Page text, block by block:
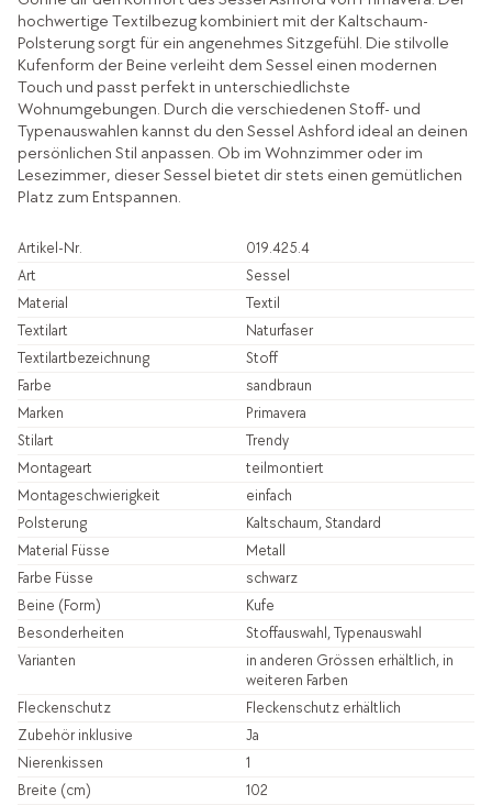
hochwertige Textilbezug kombiniert mit der Kaltschaum-
Polsterung sorgt für ein angenehmes Sitzgefühl. Die stilvolle
Kufenform der Beine verleiht dem Sessel einen modernen
Touch und passt perfekt in unterschiedlichste
Wohnumgebungen. Durch die verschiedenen Stoff- und
Typenauswahlen kannst du den Sessel Ashford ideal an deinen
persönlichen Stil anpassen. Ob im Wohnzimmer oder im
Lesezimmer, dieser Sessel bietet dir stets einen gemütlichen
Platz zum Entspannen.
Artikel-Nr.
019.425.4
Art
Sessel
Material
Textil
Textilart
Naturfaser
Textilartbezeichnung
Stoff
Farbe
sandbraun
Marken
Primavera
Stilart
Trendy
Montageart
teilmontiert
Montageschwierigkeit
einfach
Polsterung
Kaltschaum, Standard
Material Füsse
Metall
Farbe Füsse
schwarz
Beine (Form)
Kufe
Besonderheiten
Stoffauswahl, Typenauswahl
Varianten
in anderen Grössen erhältlich, in
weiteren Farben
Fleckenschutz
Fleckenschutz erhältlich
Zubehör inklusive
Ja
Nierenkissen
1
Breite (cm)
102